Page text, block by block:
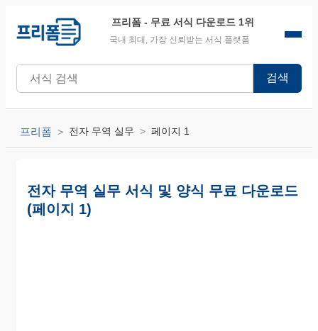
프리폼 - 무료 서식 다운로드 1위
국내 최대, 가장 신뢰받는 서식 플랫폼
검색
프리폼 전자 무역 실무 페이지 1
전자 무역 실무 서식 및 양식 무료 다운로드
(페이지 1)